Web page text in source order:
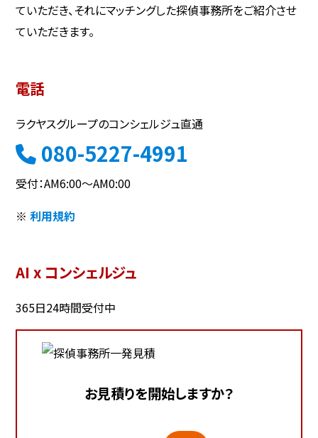
ていただき、それにマッチングした探偵事務所をご紹介させ
ていただきます。
電話
ラクヤスグループのコンシェルジュ直通
080-5227-4991
受付：AM6:00～AM0:00
※利用規約
AI x コンシェルジュ
365日24時間受付中
お見積りを開始しますか？